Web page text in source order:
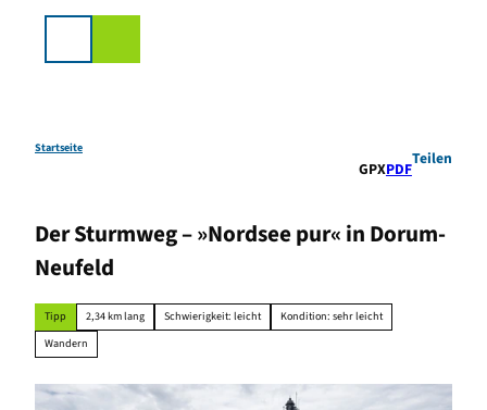
Startseite
GPXPDF
Teilen
Der Sturmweg – »Nordsee pur« in Dorum-
Neufeld
Tipp 2,34 km lang Schwierigkeit: leicht
Kondition: sehr leicht
Wandern